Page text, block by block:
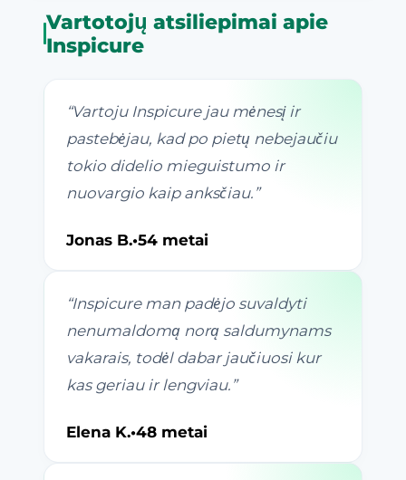
Vartotojų atsiliepimai apie
Inspicure
“Vartoju Inspicure jau mėnesį ir
pastebėjau, kad po pietų nebejaučiu
tokio didelio mieguistumo ir
nuovargio kaip anksčiau. ”
Jonas B.•54 metai
“Inspicure man padėjo suvaldyti
nenumaldomą norą saldumynams
vakarais, todėl dabar jaučiuosi kur
kas geriau ir lengviau. ”
Elena K.•48 metai